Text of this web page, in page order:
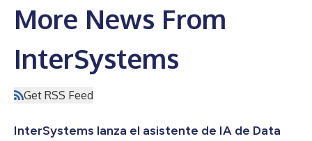
More News From
InterSystems
Get RSS Feed
InterSystems lanza el asistente de IA de Data